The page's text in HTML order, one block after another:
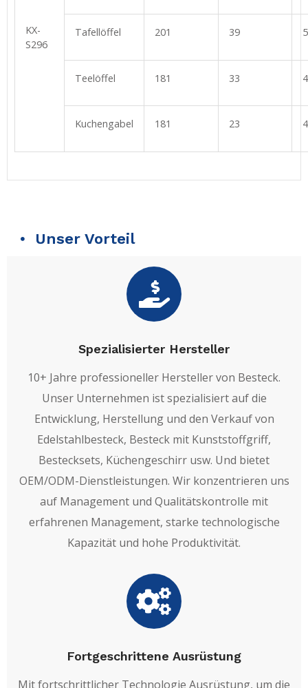
KX-
S296
Tafellöffel 201 39 5
Teelöffel 181 33 4
Kuchengabel 181 23 4
Unser Vorteil
Spezialisierter Hersteller
10+ Jahre professioneller Hersteller von Besteck.
Unser Unternehmen ist spezialisiert auf die
Entwicklung, Herstellung und den Verkauf von
Edelstahlbesteck, Besteck mit Kunststoffgriff,
Bestecksets, Küchengeschirr usw. Und bietet
OEM/ODM-Dienstleistungen. Wir konzentrieren uns
auf Management und Qualitätskontrolle mit
erfahrenen Management, starke technologische
Kapazität und hohe Produktivität.
Fortgeschrittene Ausrüstung
Mit fortschrittlicher Technologie Ausrüstung, um die